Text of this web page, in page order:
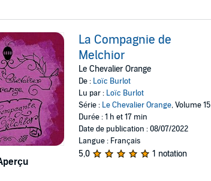
La Compagnie de
Melchior
Le Chevalier Orange
De : Loïc Burlot
Lu par : Loïc Burlot
Série : Le Chevalier Orange, Volume 15
Durée : 1 h et 17 min
Date de publication : 08/07/2022
Langue : Français
5,0 1 notation